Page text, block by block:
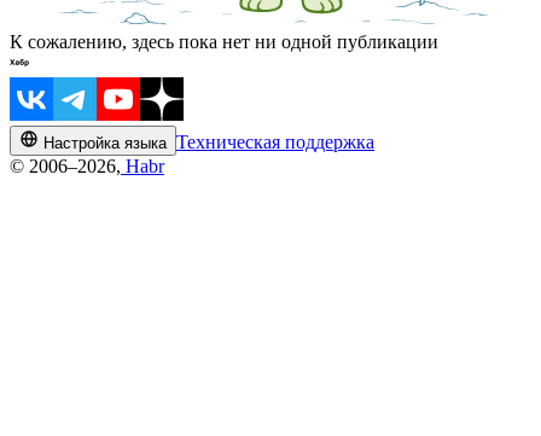
К сожалению, здесь пока нет ни одной публикации
Настройка языка Техническая поддержка
© 2006–2026, Habr